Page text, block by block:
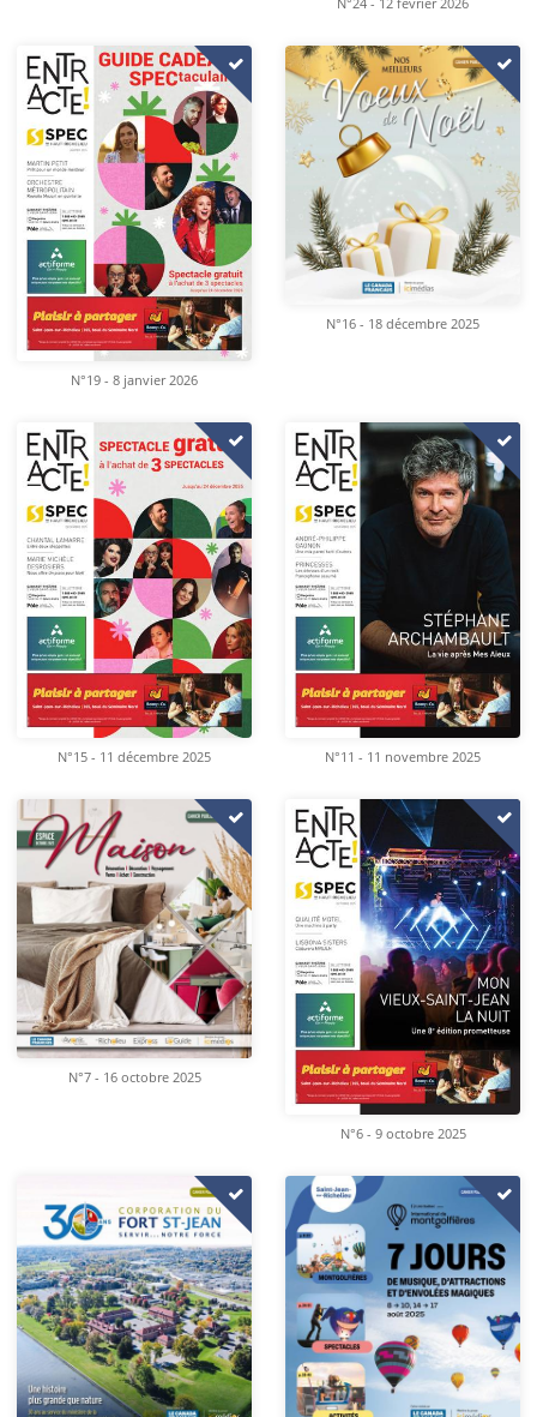
N°24 - 12 février 2026
N°19 - 8 janvier 2026
N°16 - 18 décembre 2025
N°15 - 11 décembre 2025 N°11 - 11 novembre 2025
N°7 - 16 octobre 2025
N°6 - 9 octobre 2025